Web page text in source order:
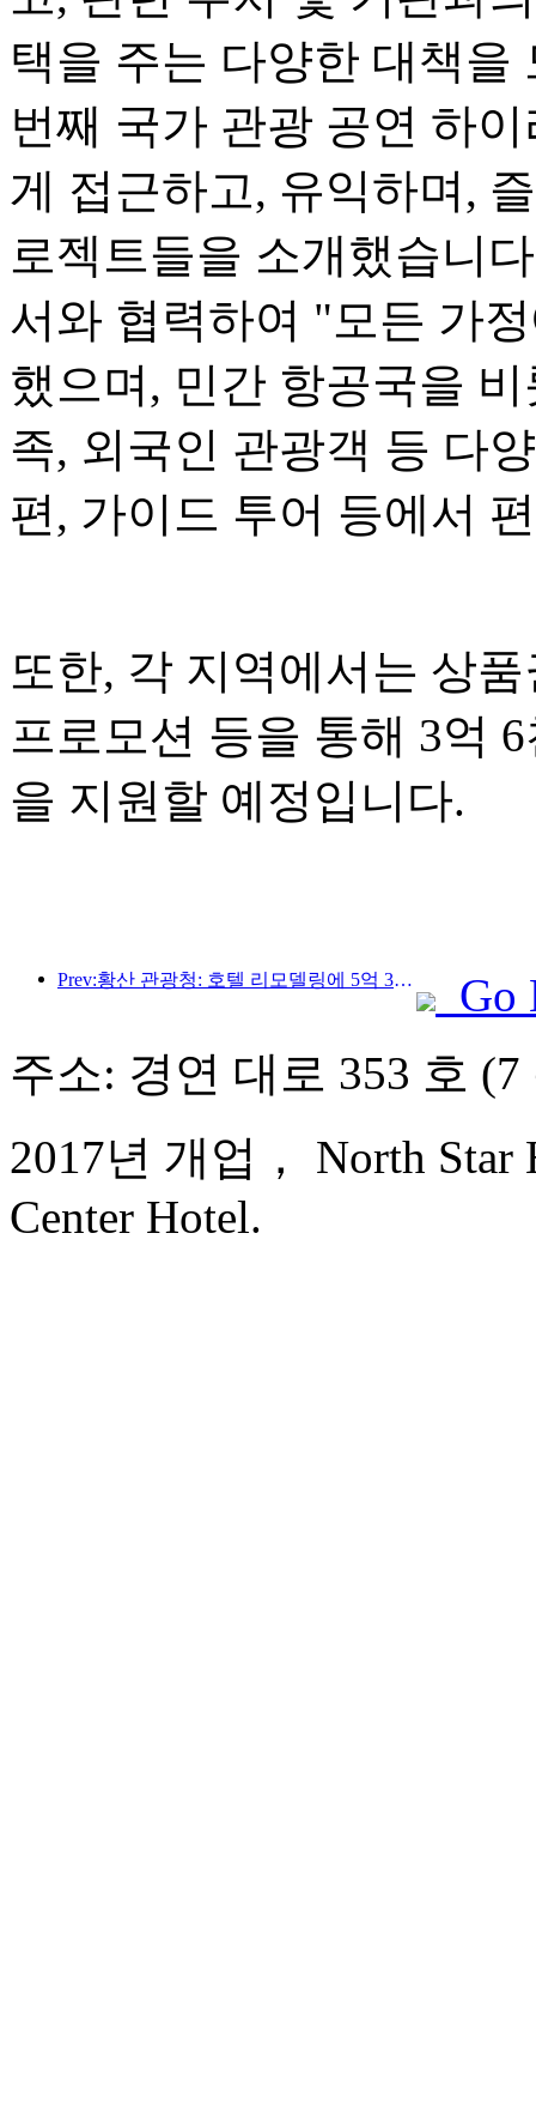
택을 주는 다양한 대책을
번째 국가 관광 공연 하
게 접근하고, 유익하며,
로젝트들을 소개했습니
서와 협력하여 "모든 가
했으며, 민간 항공국을
족, 외국인 관광객 등 다
편, 가이드 투어 등에서
또한, 각 지역에서는 상
프로모션 등을 통해 3억
을 지원할 예정입니다.
Prev:황산 관광청: 호텔 리모델링에 5억 3천만 위안 투자 계획
Go
주소: 경연 대로 353 호
2017년 개업， North Star
Center Hotel.